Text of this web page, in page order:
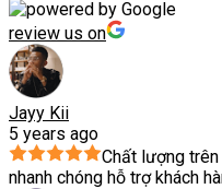
review us on
Jayy Kii
5 years ago
Chất lượng
nhanh chóng hỗ trợ khách